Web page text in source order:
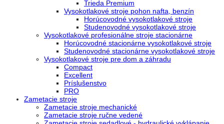
Trieda Premium
Vysokotlakové stroje pohon nafta, benzín
Horúcovodné vysokotlakové stroje
Studenovodné vysokotlakové stroje
Vysokotlakové profesionálne stroje stacionárne
Horúcovodné stacionárne vysokotlakové stroje
Studenovodné stacionárne vysokotlakové stroje
Vysokotlakové stroje pre dom a záhradu
Compact
Excellent
Príslušenstvo
PRO
Zametacie stroje
Zametacie stroje mechanické
Zametacie stroje ručne vedené